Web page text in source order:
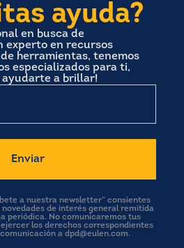
ayuda?
en busca de
experto en recursos
herramientas, tenemos
especializados para ti,
ayudarte a brillar!
a nuestra newsletter” consientes
de interés general remitida
periódica. No comunicaremos tus
los derechos correspondientes
a dpd@eulen.com.